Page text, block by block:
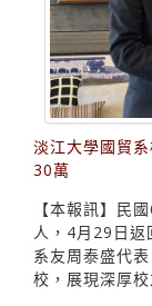
淡江大學國貿
30萬
【本報訊】民
人，4月29日返
系友周泰盛代
校，展現深厚